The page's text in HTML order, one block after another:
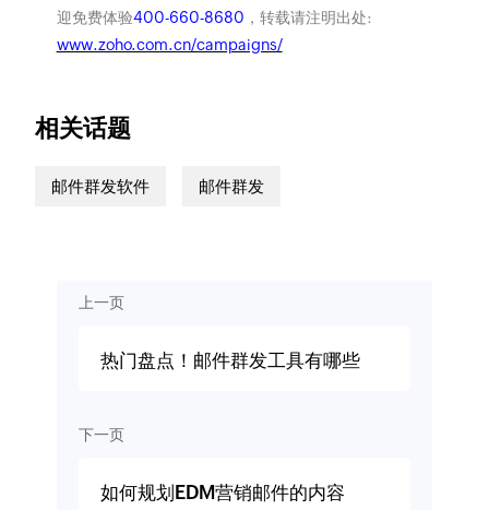
迎免费体验400-660-8680 ，转载请注明出处:
www.zoho.com.cn/campaigns/
相关话题
邮件群发软件 邮件群发
上一页
热门盘点！邮件群发工具有哪些
下一页
如何规划EDM营销邮件的内容